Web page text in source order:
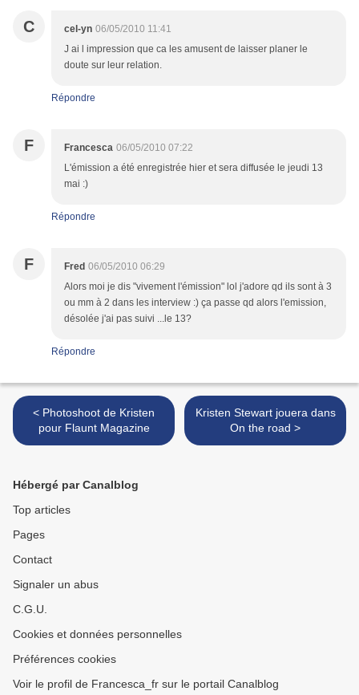
C cel-yn 06/05/2010 11:41
J ai l impression que ca les amusent de laisser planer le
doute sur leur relation.
Répondre
F Francesca 06/05/2010 07:22
L'émission a été enregistrée hier et sera diffusée le jeudi 13
mai :)
Répondre
F Fred 06/05/2010 06:29
Alors moi je dis "vivement l'émission" lol j'adore qd ils sont à 3
ou mm à 2 dans les interview :) ça passe qd alors l'emission,
désolée j'ai pas suivi ...le 13?
Répondre
< Photoshoot de Kristen
pour Flaunt Magazine
Kristen Stewart jouera dans
On the road >
Hébergé par Canalblog
Top articles
Pages
Contact
Signaler un abus
C.G.U.
Cookies et données personnelles
Préférences cookies
Voir le profil de Francesca_fr sur le portail Canalblog